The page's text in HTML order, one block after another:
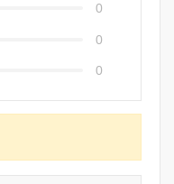
0
0
0